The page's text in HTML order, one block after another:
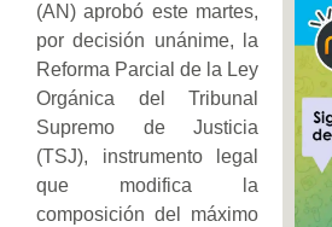
(AN) aprobó este martes,
por decisión unánime, la
Reforma Parcial de la Ley
Orgánica del Tribunal
Supremo de Justicia
(TSJ), instrumento legal
que modifica la
composición del máximo